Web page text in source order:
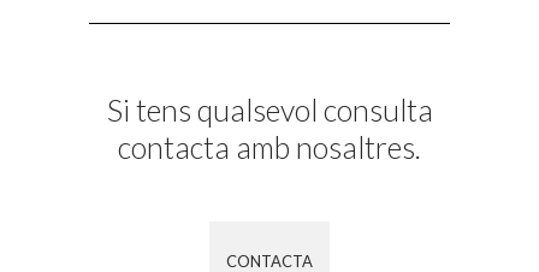
Si tens qualsevol consulta
contacta amb nosaltres.
CONTACTA